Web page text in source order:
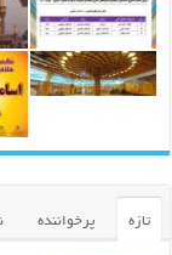
تازه پرخواننده